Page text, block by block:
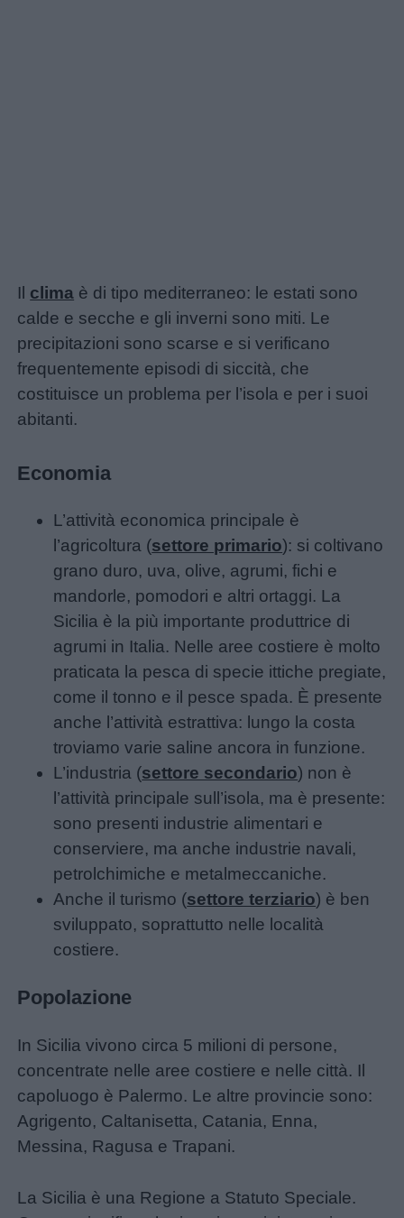
Il clima è di tipo mediterraneo: le estati sono
calde e secche e gli inverni sono miti. Le
precipitazioni sono scarse e si verificano
frequentemente episodi di siccità, che
costituisce un problema per l’isola e per i suoi
abitanti.
Economia
L’attività economica principale è
l’agricoltura (settore primario): si coltivano
grano duro, uva, olive, agrumi, fichi e
mandorle, pomodori e altri ortaggi. La
Sicilia è la più importante produttrice di
agrumi in Italia. Nelle aree costiere è molto
praticata la pesca di specie ittiche pregiate,
come il tonno e il pesce spada. È presente
anche l’attività estrattiva: lungo la costa
troviamo varie saline ancora in funzione.
L’industria (settore secondario) non è
l’attività principale sull’isola, ma è presente:
sono presenti industrie alimentari e
conserviere, ma anche industrie navali,
petrolchimiche e metalmeccaniche.
Anche il turismo (settore terziario) è ben
sviluppato, soprattutto nelle località
costiere.
Popolazione
In Sicilia vivono circa 5 milioni di persone,
concentrate nelle aree costiere e nelle città. Il
capoluogo è Palermo. Le altre provincie sono:
Agrigento, Caltanisetta, Catania, Enna,
Messina, Ragusa e Trapani.
La Sicilia è una Regione a Statuto Speciale.